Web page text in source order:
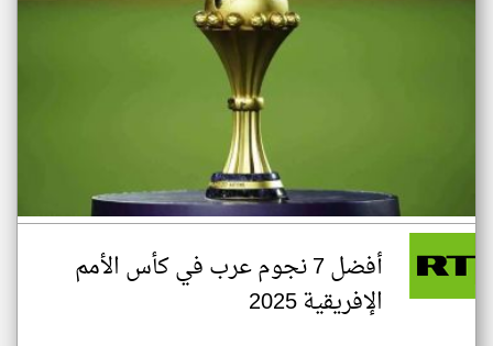
أفضل 7 نجوم عرب في كأس الأمم
الإفريقية 2025